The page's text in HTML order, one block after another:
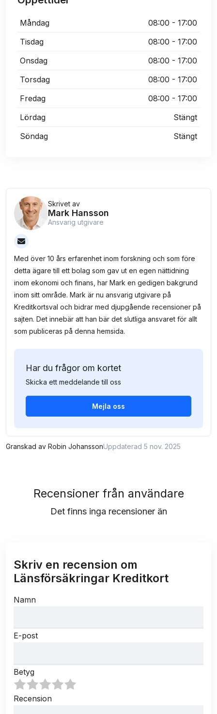
Måndag
08:00 - 17:00
Tisdag
08:00 - 17:00
Onsdag
08:00 - 17:00
Torsdag
08:00 - 17:00
Fredag
08:00 - 17:00
Lördag
Stängt
Söndag
Stängt
Skrivet av
Mark Hansson
Ansvarig utgivare
Med över 10 års erfarenhet inom forskning och som före
detta ägare till ett bolag som gav ut en egen nättidning
inom ekonomi och finans, har Mark en gedigen bakgrund
inom sitt område. Mark är nu ansvarig utgivare på
Kreditkortsval och bidrar med djupgående recensioner på
sajten. Det innebär att han bär det slutliga ansvaret för allt
som publiceras på denna hemsida.
Har du frågor om kortet
Skicka ett meddelande till oss
Mejla oss
Granskad av Robin JohanssonUppdaterad 5 nov. 2025
Recensioner från användare
Det finns inga recensioner än
Skriv en recension om
Länsförsäkringar Kreditkort
Namn
E-post
Betyg
Recension